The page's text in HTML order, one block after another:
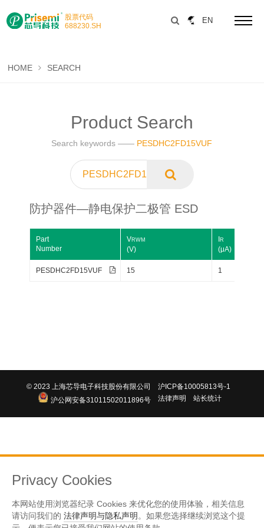
股票代码
688230 .SH
EN
HOME SEARCH
Product Search
Search keywords —— PESDHC2FD15VUF
防护器件—静电保护二极管 ESD
Part
Number
V
(V)
(μA)
PESDHC2FD15VUF 15 1
© 2023 上海芯导电子科技股份有限公司
沪ICP备10005813号-1
沪公网安备31011502011896号
法律声明 站长统计
Privacy Cookies
本网站使用浏览器纪录 Cookies 来优化您的使用体验，相关信息
请访问我们的 法律声明与隐私声明 。如果您选择继续浏览这个提